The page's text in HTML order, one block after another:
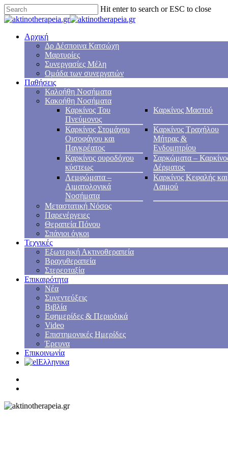
Hit enter to search or ESC to close
Αρχική
Δρ Δέσποινα Κατσώχη
Μαρτυρίες
Συνεργασίες Μέλη
Ομάδα των συνεργατών
Παθήσεις
Καλοήθη Νοσήματα
Κακοήθη Νοσήματα
Καρκίνος Του
Πνεύμονος
Καρκίνος Μαστού
Καρκίνος Στομάχου
Οισοφάγου και
Παγκρέατος
Καρκίνος Τραχήλου
Μήτρας &
Ενδομητρίου
Καρκίνος ουροδόχου
κύστεως
Σαρκώματα –
Δέρματος
Λεμφώματα –
Αιματολογικά
Νοσήματα
Καρκίνος Κεφαλής και
Λαιμού
Μεταστατική Νόσος
Παρενέργειες
Θεραπεία Πόνου
Σπάνιοι όγκοι
Τεχνικές
Εξωτερική Ακτινοθεραπεία
Βραχυθεραπεία
Στερεοταξία
Επικαιρότητα
Νέα
Συνεντεύξεις
Βιβλία
Εφημερίδες & Περιοδικά
Video
Επιστημονικές Ημερίδες
Έρευνα
Επικοινωνία
Ελληνικα